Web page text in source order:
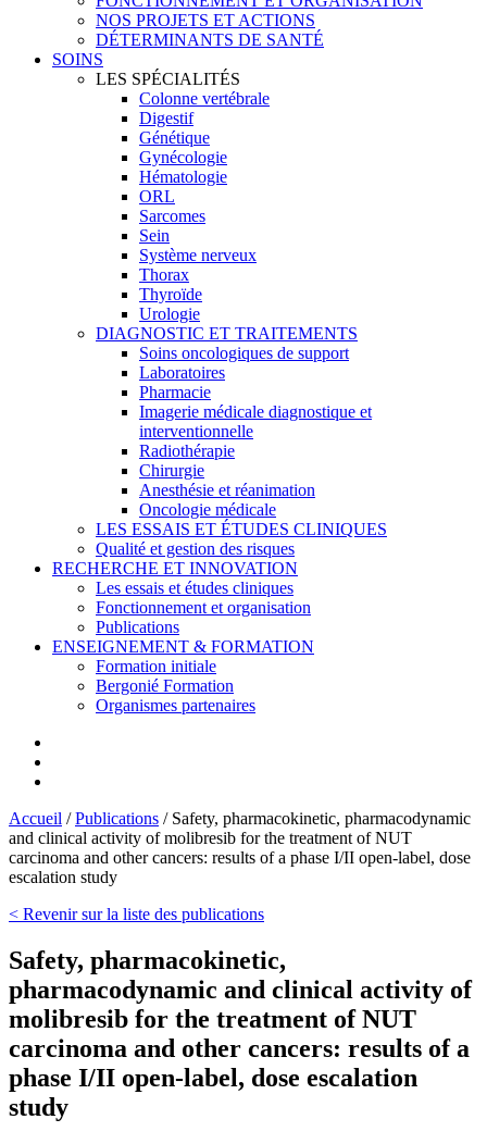
NOS PROJETS ET ACTIONS
DÉTERMINANTS DE SANTÉ
SOINS
LES SPÉCIALITÉS
Colonne vertébrale
Digestif
Génétique
Gynécologie
Hématologie
ORL
Sarcomes
Sein
Système nerveux
Thorax
Thyroïde
Urologie
DIAGNOSTIC ET TRAITEMENTS
Soins oncologiques de support
Laboratoires
Pharmacie
Imagerie médicale diagnostique et
interventionnelle
Radiothérapie
Chirurgie
Anesthésie et réanimation
Oncologie médicale
LES ESSAIS ET ÉTUDES CLINIQUES
Qualité et gestion des risques
RECHERCHE ET INNOVATION
Les essais et études cliniques
Fonctionnement et organisation
Publications
ENSEIGNEMENT & FORMATION
Formation initiale
Bergonié Formation
Organismes partenaires
Accueil /Publications / Safety, pharmacokinetic, pharmacodynamic
and clinical activity of molibresib for the treatment of NUT
carcinoma and other cancers: results of a phase I/II open-label, dose
escalation study
< Revenir sur la liste des publications
Safety, pharmacokinetic,
pharmacodynamic and clinical activity of
molibresib for the treatment of NUT
carcinoma and other cancers: results of a
phase I/II open-label, dose escalation
study